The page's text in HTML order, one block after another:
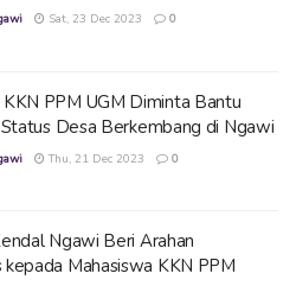
Sat, 23 Dec 2023 0
PPM UGM Diminta Bantu
Desa Berkembang di Ngawi
Thu, 21 Dec 2023 0
Ngawi Beri Arahan
Mahasiswa KKN PPM